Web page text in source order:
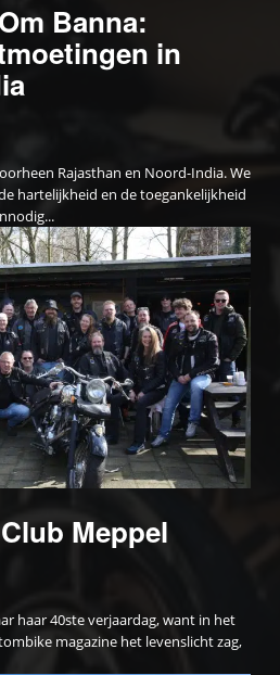
Banna:
in
Rajasthan en Noord-India. We
hartelijkheid en de toegankelijkheid
Meppel
haar 40ste verjaardag, want in het
magazine het levenslicht zag,